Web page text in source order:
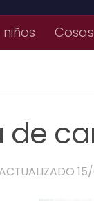
de
ACTUALIZADO